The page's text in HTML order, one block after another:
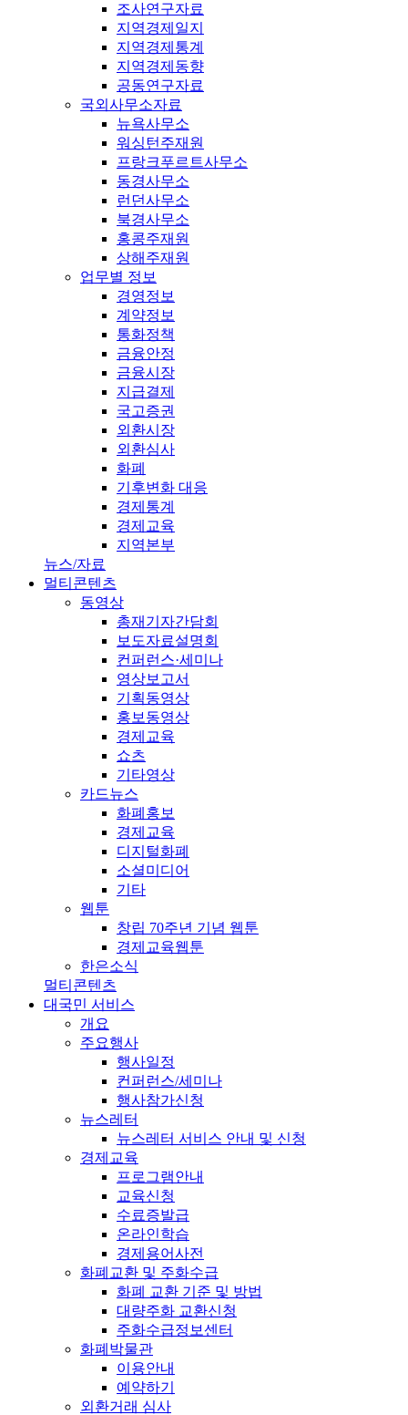
조사연구자료
지역경제일지
지역경제통계
지역경제동향
공동연구자료
국외사무소자료
뉴욕사무소
워싱턴주재원
프랑크푸르트사무소
동경사무소
런던사무소
북경사무소
홍콩주재원
상해주재원
업무별 정보
경영정보
계약정보
통화정책
금융안정
금융시장
지급결제
국고증권
외환시장
외환심사
화폐
기후변화 대응
경제통계
경제교육
지역본부
뉴스/자료
멀티콘텐츠
동영상
총재기자간담회
보도자료설명회
컨퍼런스·세미나
영상보고서
기획동영상
홍보동영상
경제교육
쇼츠
기타영상
카드뉴스
화폐홍보
경제교육
디지털화폐
소셜미디어
기타
웹툰
창립 70주년 기념 웹툰
경제교육웹툰
한은소식
멀티콘텐츠
대국민 서비스
개요
주요행사
행사일정
컨퍼런스/세미나
행사참가신청
뉴스레터
뉴스레터 서비스 안내 및 신청
경제교육
프로그램안내
교육신청
수료증발급
온라인학습
경제용어사전
화폐교환 및 주화수급
화폐 교환 기준 및 방법
대량주화 교환신청
주화수급정보센터
화폐박물관
이용안내
예약하기
외환거래 심사